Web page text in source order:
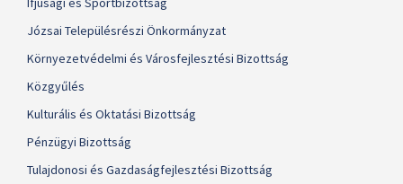
Józsai Településrészi Önkormányzat
Környezetvédelmi és Városfejlesztési Bizottság
Közgyűlés
Kulturális és Oktatási Bizottság
Pénzügyi Bizottság
Tulajdonosi és Gazdaságfejlesztési Bizottság